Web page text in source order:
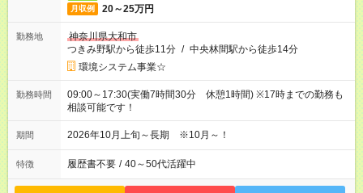
月収例 20～25万円
勤務地
神奈川県大和市
つきみ野駅から徒歩11分 / 中央林間駅から徒歩14分
環境システム事業☆
勤務時間
09:00～17:30(実働7時間30分 休憩1時間) ※17時までの勤務も
相談可能です！
期間 2026年10月上旬～長期 ※10月～！
特徴 履歴書不要 / 40～50代活躍中